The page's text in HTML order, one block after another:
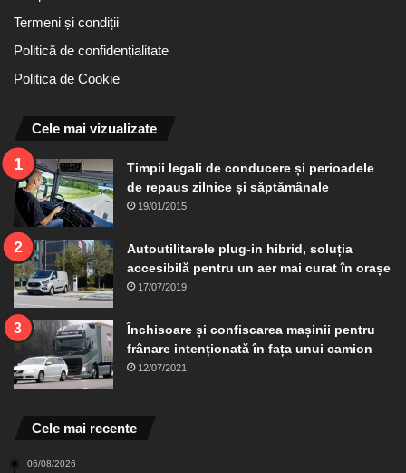
Termeni și condiții
Politică de confidențialitate
Politica de Cookie
Cele mai vizualizate
Timpii legali de conducere și perioadele
de repaus zilnice și săptămânale
19/01/2015
Autoutilitarele plug-in hibrid, soluția
accesibilă pentru un aer mai curat în orașe
17/07/2019
Închisoare și confiscarea mașinii pentru
frânare intenționată în fața unui camion
12/07/2021
Cele mai recente
06/08/2026